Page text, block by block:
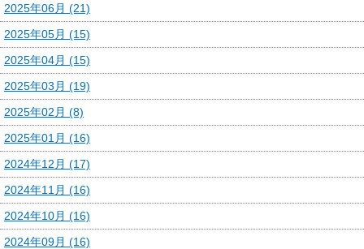
2025年06月 (21)
2025年05月 (15)
2025年04月 (15)
2025年03月 (19)
2025年02月 (8)
2025年01月 (16)
2024年12月 (17)
2024年11月 (16)
2024年10月 (16)
2024年09月 (16)